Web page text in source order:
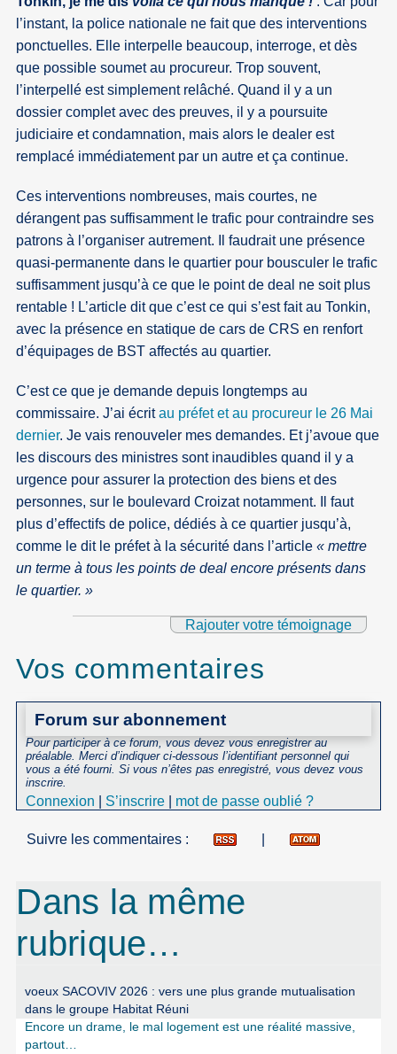
l’instant, la police nationale ne fait que des interventions
ponctuelles. Elle interpelle beaucoup, interroge, et dès
que possible soumet au procureur. Trop souvent,
l’interpellé est simplement relâché. Quand il y a un
dossier complet avec des preuves, il y a poursuite
judiciaire et condamnation, mais alors le dealer est
remplacé immédiatement par un autre et ça continue.
Ces interventions nombreuses, mais courtes, ne
dérangent pas suffisamment le trafic pour contraindre ses
patrons à l’organiser autrement. Il faudrait une présence
quasi-permanente dans le quartier pour bousculer le trafic
suffisamment jusqu’à ce que le point de deal ne soit plus
rentable ! L’article dit que c’est ce qui s’est fait au Tonkin,
avec la présence en statique de cars de CRS en renfort
d’équipages de BST affectés au quartier.
C’est ce que je demande depuis longtemps au
commissaire. J’ai écritau préfet et au procureur le 26 Mai
dernier. Je vais renouveler mes demandes. Et j’avoue que
les discours des ministres sont inaudibles quand il y a
urgence pour assurer la protection des biens et des
personnes, sur le boulevard Croizat notamment. Il faut
plus d’effectifs de police, dédiés à ce quartier jusqu’à,
comme le dit le préfet à la sécurité dans l’article« mettre
un terme à tous les points de deal encore présents dans
le quartier. »
Rajouter votre témoignage
Vos commentaires
Forum sur abonnement
Pour participer à ce forum, vous devez vous enregistrer au
préalable. Merci d’indiquer ci-dessous l’identifiant personnel qui
vous a été fourni. Si vous n’êtes pas enregistré, vous devez vous
inscrire.
Connexion S’inscrire mot de passe oublié ?
Suivre les commentaires :
Dans la même
rubrique…
voeux SACOVIV 2026 : vers une plus grande mutualisation
dans le groupe Habitat Réuni
Encore un drame, le mal logement est une réalité massive,
partout…